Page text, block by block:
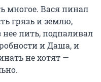
многое. Вася пинал
грязь и землю,
пить, подпаливал
и Даша, и
не хотят —